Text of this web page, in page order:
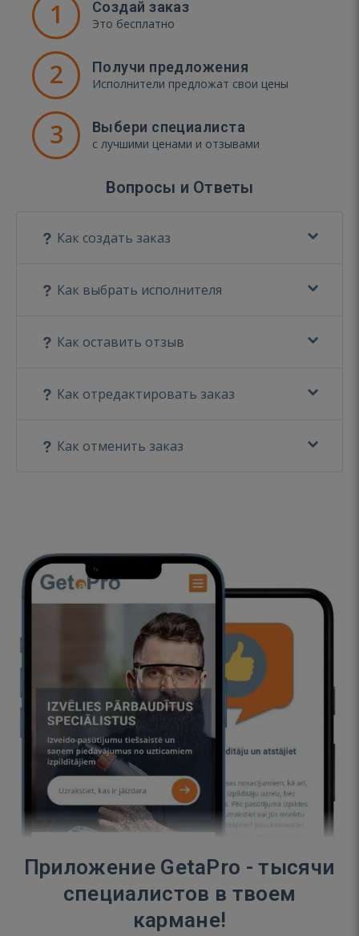
1 Создай заказ
Это бесплатно
2 Получи предложения
Исполнители предложат свои цены
3 Выбери специалиста
с лучшими ценами и отзывами
Вопросы и Ответы
Как создать заказ
Как выбрать исполнителя
Как оставить отзыв
Как отредактировать заказ
Как отменить заказ
Приложение GetaPro - тысячи
специалистов в твоем
кармане!